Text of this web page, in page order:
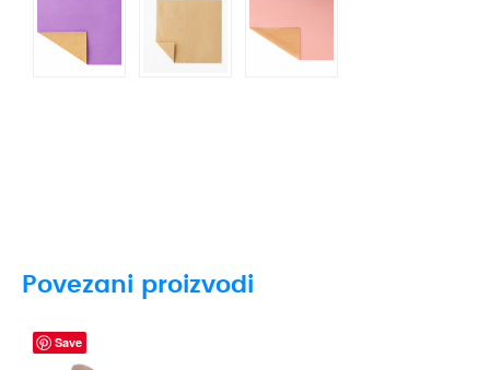
Povezani proizvodi
Save